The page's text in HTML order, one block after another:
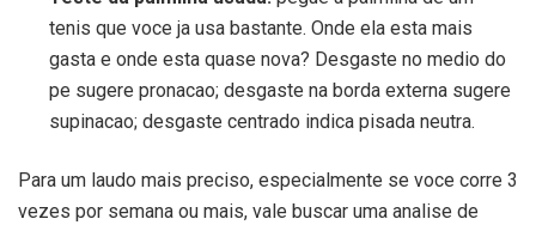
tenis que voce ja usa bastante. Onde ela esta mais
gasta e onde esta quase nova? Desgaste no medio do
pe sugere pronacao; desgaste na borda externa sugere
supinacao; desgaste centrado indica pisada neutra.
Para um laudo mais preciso, especialmente se voce corre 3
vezes por semana ou mais, vale buscar uma analise de